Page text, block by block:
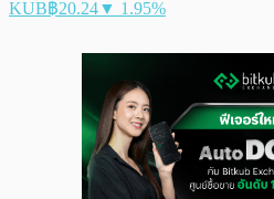
KUB฿20.24▼ 1.95%